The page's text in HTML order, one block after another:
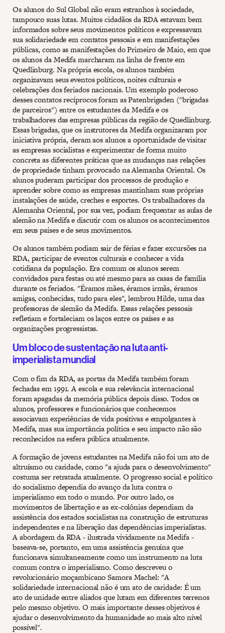
Os alunos do Sul Global não eram estranhos à sociedade,
tampouco suas lutas. Muitos cidadãos da RDA estavam bem
informados sobre seus movimentos políticos e expressavam
sua solidariedade em contatos pessoais e em manifestações
públicas, como as manifestações do Primeiro de Maio, em que
os alunos da Medifa marcharam na linha de frente em
Quedlinburg. Na própria escola, os alunos também
organizavam seus eventos políticos, noites culturais e
celebrações dos feriados nacionais. Um exemplo poderoso
desses contatos recíprocos foram as Patenbrigaden ("brigadas
de parceiros") entre os estudantes da Medifa e os
trabalhadores das empresas públicas da região de Quedlinburg.
Essas brigadas, que os instrutores da Medifa organizaram por
iniciativa própria, deram aos alunos a oportunidade de visitar
as empresas socialistas e experimentar de forma muito
concreta as diferentes práticas que as mudanças nas relações
de propriedade tinham provocado na Alemanha Oriental. Os
alunos puderam participar dos processos de produção e
aprender sobre como as empresas mantinham suas próprias
instalações de saúde, creches e esportes. Os trabalhadores da
Alemanha Oriental, por sua vez, podiam frequentar as aulas de
alemão na Medifa e discutir com os alunos os acontecimentos
em seus países e de seus movimentos.
Os alunos também podiam sair de férias e fazer excursões na
RDA, participar de eventos culturais e conhecer a vida
cotidiana da população. Era comum os alunos serem
convidados para festas ou até mesmo para as casas de família
durante os feriados. "Éramos mães, éramos irmãs, éramos
amigas, conhecidas, tudo para eles", lembrou Hilde, uma das
professoras de alemão da Medifa. Essas relações pessoais
refletiam e fortaleciam os laços entre os países e as
organizações progressistas.
Um bloco de sustentação na luta anti-
imperialista mundial
Com o fim da RDA, as portas da Medifa também foram
fechadas em 1991. A escola e sua relevância internacional
foram apagadas da memória pública depois disso. Todos os
alunos, professores e funcionários que conhecemos
associavam experiências de vida positivas e empolgantes à
Medifa, mas sua importância política e seu impacto não são
reconhecidos na esfera pública atualmente.
A formação de jovens estudantes na Medifa não foi um ato de
altruísmo ou caridade, como "a ajuda para o desenvolvimento"
costuma ser retratada atualmente. O progresso social e político
do socialismo dependia do avanço da luta contra o
imperialismo em todo o mundo. Por outro lado, os
movimentos de libertação e as ex-colônias dependiam da
assistência dos estados socialistas na construção de estruturas
independentes e na liberação das dependências imperialistas.
A abordagem da RDA - ilustrada vividamente na Medifa -
baseava-se, portanto, em uma assistência genuína que
funcionava simultaneamente como um instrumento na luta
comum contra o imperialismo. Como descreveu o
revolucionário moçambicano Samora Machel: "A
solidariedade internacional não é um ato de caridade: É um
ato de unidade entre aliados que lutam em diferentes terrenos
pelo mesmo objetivo. O mais importante desses objetivos é
ajudar o desenvolvimento da humanidade ao mais alto nível
possível".